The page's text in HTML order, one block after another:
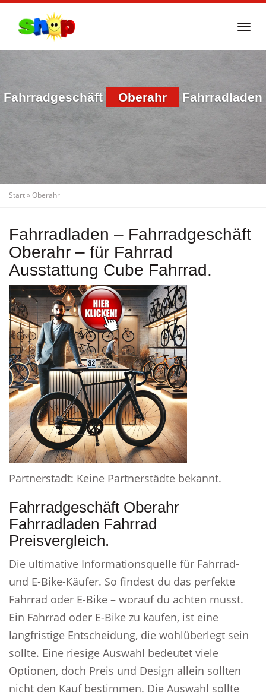
Fahrradgeschäft Oberahr Fahrradladen
Start»Oberahr
Fahrradladen – Fahrradgeschäft
Oberahr – für Fahrrad
Ausstattung Cube Fahrrad.
Partnerstadt: Keine Partnerstädte bekannt.
Fahrradgeschäft Oberahr
Fahrradladen Fahrrad
Preisvergleich.
Die ultimative Informationsquelle für Fahrrad-
und E-Bike-Käufer. So findest du das perfekte
Fahrrad oder E-Bike – worauf du achten musst.
Ein Fahrrad oder E-Bike zu kaufen, ist eine
langfristige Entscheidung, die wohlüberlegt sein
sollte. Eine riesige Auswahl bedeutet viele
Optionen, doch Preis und Design allein sollten
nicht den Kauf bestimmen. Die Auswahl sollte